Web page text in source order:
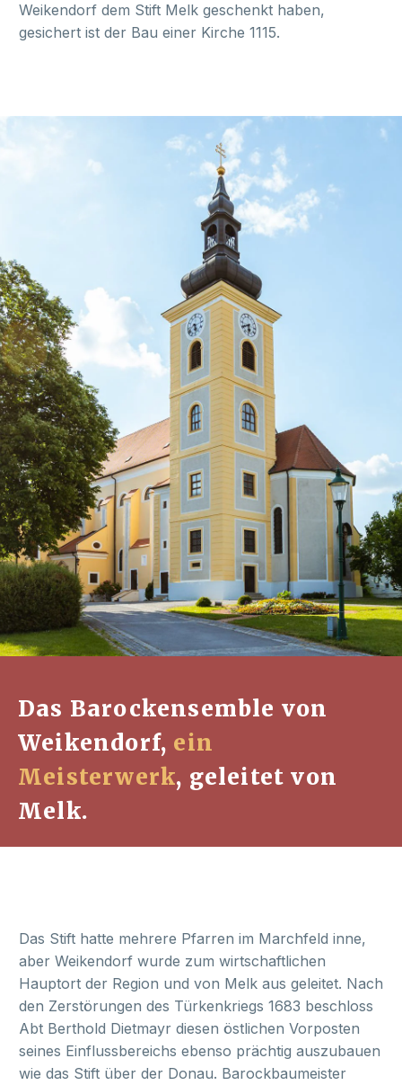
Weikendorf dem Stift Melk geschenkt haben,
gesichert ist der Bau einer Kirche 1115.
Das Barockensemble von
Weikendorf, ein
Meisterwerk, geleitet von
Melk.
Das Stift hatte mehrere Pfarren im Marchfeld inne,
aber Weikendorf wurde zum wirtschaftlichen
Hauptort der Region und von Melk aus geleitet. Nach
den Zerstörungen des Türkenkriegs 1683 beschloss
Abt Berthold Dietmayr diesen östlichen Vorposten
seines Einflussbereichs ebenso prächtig auszubauen
wie das Stift über der Donau. Barockbaumeister